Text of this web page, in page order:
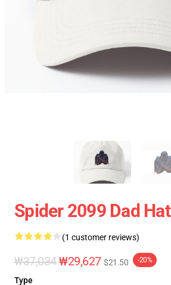
Spider 2099 Dad Hat
(1 customer reviews)
₩37,034₩29,627 $21.50 -20%
Type